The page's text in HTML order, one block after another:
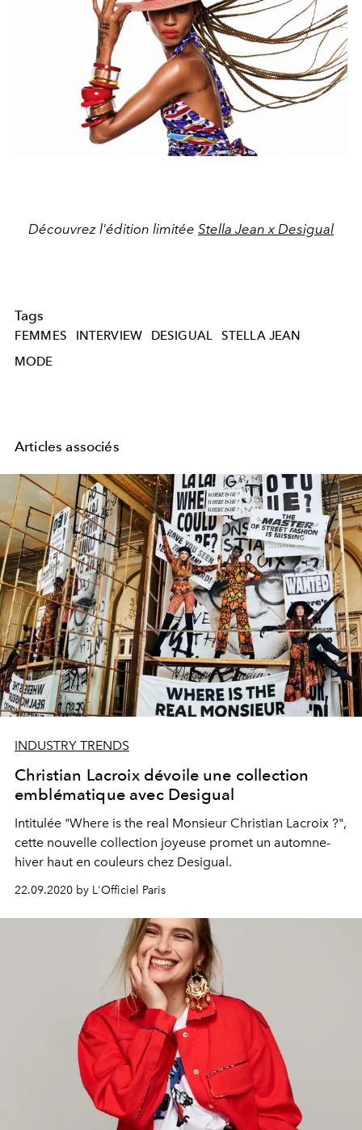
Découvrez l'édition limitée Stella Jean x Desigual
Tags
FEMMES INTERVIEW DESIGUAL
STELLA JEAN
MODE
Articles associés
INDUSTRY TRENDS
Christian Lacroix dévoile une collection
emblématique avec Desigual
Intitulée "Where is the real Monsieur Christian Lacroix ?",
cette nouvelle collection joyeuse promet un automne-
hiver haut en couleurs chez Desigual.
22.09.2020 by L'Officiel Paris